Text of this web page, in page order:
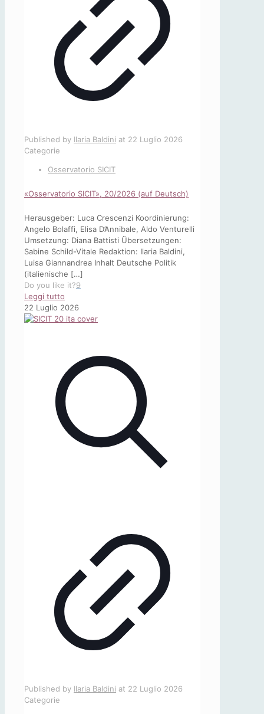
Published by Ilaria Baldini at 22 Luglio 2026
Categorie
Osservatorio SICIT
«Osservatorio SICIT», 20/2026 (auf Deutsch)
Herausgeber: Luca Crescenzi Koordinierung:
Angelo Bolaffi, Elisa D’Annibale, Aldo Venturelli
Umsetzung: Diana Battisti Übersetzungen:
Sabine Schild-Vitale Redaktion: Ilaria Baldini,
Luisa Giannandrea Inhalt Deutsche Politik
(italienische […]
Do you like it?9
Leggi tutto
«Osservatorio
SICIT»,
22 Luglio 2026
Published by Ilaria Baldini at 22 Luglio 2026
Categorie